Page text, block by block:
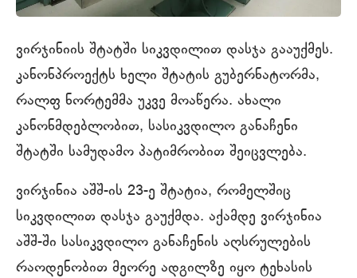
ვირჯინიის შტატში სიკვდილით დასჯა გააუქმეს.
კანონპროექტს ხელი შტატის გუბერნატორმა,
რალფ ნორტემმა უკვე მოაწერა. ახალი
კანონმდებლობით, სასიკვდილო განაჩენი
შტატში სამუდამო პატიმრობით შეიცვლება.
ვირჯინია აშშ-ის 23-ე შტატია, რომელშიც
სიკვდილით დასჯა გაუქმდა. აქამდე ვირჯინია
აშშ-ში სასიკვდილო განაჩენის აღსრულების
რაოდენობით მეორე ადგილზე იყო ტეხასის